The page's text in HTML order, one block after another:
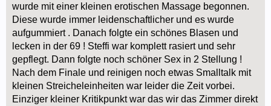
wurde mit einer kleinen erotischen Massage begonnen.
Diese wurde immer leidenschaftlicher und es wurde
aufgummiert . Danach folgte ein schönes Blasen und
lecken in der 69 ! Steffi war komplett rasiert und sehr
gepflegt. Dann folgte noch schöner Sex in 2 Stellung !
Nach dem Finale und reinigen noch etwas Smalltalk mit
kleinen Streicheleinheiten war leider die Zeit vorbei.
Einziger kleiner Kritikpunkt war das wir das Zimmer direkt